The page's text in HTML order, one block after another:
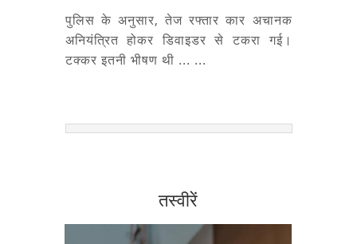
पुलिस के अनुसार, तेज रफ्तार कार अचानक
अनियंत्रित होकर डिवाइडर से टकरा गई।
टक्कर इतनी भीषण थी ... ...
तस्वीरें